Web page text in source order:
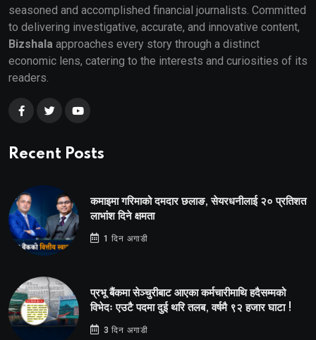
seasoned and accomplished financial journalists. Committed
to delivering investigative, accurate, and innovative content,
Bizshala approaches every story through a distinct
economic lens, catering to the interests and curiosities of its
readers.
Recent Posts
कमाइमा गरिमाको दमदार छलाङ, सेयरधनीलाई २० प्रतिशत
लाभांश दिने क्षमता
1 दिन अगाडी
प्रभू बैंकमा सेञ्चुरीबाट आएका कर्मचारीमाथि हदैसम्मको
विभेदः एउटै पदमा दुई थरि तलब, वर्षमै ९२ हजार घाटा !
3 दिन अगाडी